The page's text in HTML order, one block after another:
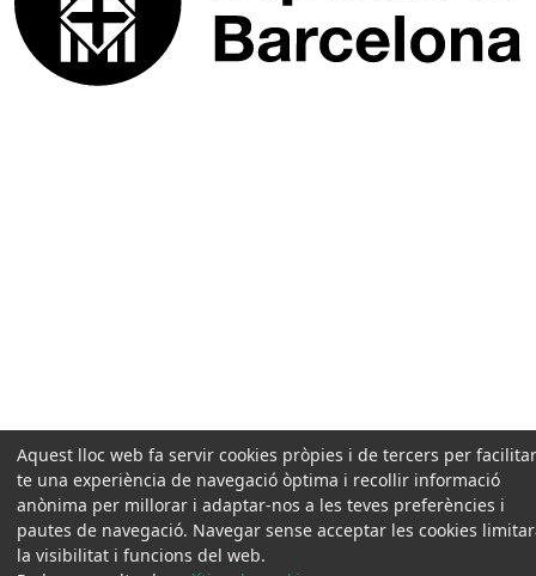
Aquest lloc web fa servir cookies pròpies i de tercers per
te una experiència de navegació òptima i recollir informació
anònima per millorar i adaptar-nos a les teves preferències i
pautes de navegació. Navegar sense acceptar les cookies
la visibilitat i funcions del web.